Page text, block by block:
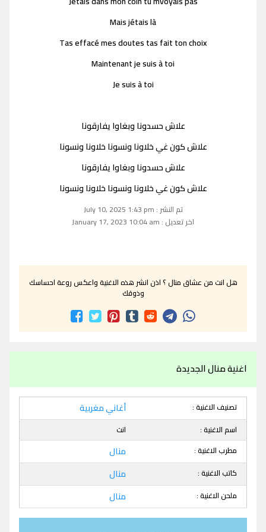
Mais jétais là
Tas effacé mes doutes tas fait ton choix
Maintenant je suis à toi
Je suis à toi
علاش حسدونا وبغاوا يفارقونا
علاش كون غي خلاونا ونسونا خلاونا ونسونا
علاش حسدونا وبغاوا يفارقونا
علاش كون غي خلاونا ونسونا خلاونا ونسونا
تم النشر : July 10, 2025 1:43 pm
اخر تعديل : January 17, 2023 10:04 am
هل انت من عشاق منال ؟ اذن انشر هذه الاغنية واعكس روعة احساسك
وذوقك
اغنية منال الجديدة
تصنيف الاغنية : أغاني مغربية
اسم الاغنية :
انت
مطرب الاغنية :
منال
كاتب الاغنية : منال
ملحن الاغنية : منال